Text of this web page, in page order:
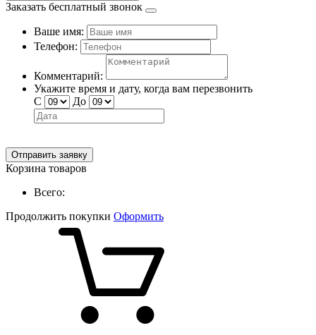
Заказать бесплатный звонок
Ваше имя:
Телефон:
Комментарий:
Укажите время и дату, когда вам перезвонить
С
До
Отправить заявку
Корзина товаров
Всего:
Продолжить покупки Оформить